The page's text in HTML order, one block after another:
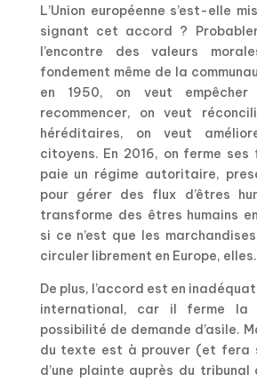
L’Union européenne s’est-elle
signant cet accord ?
l’encontre des valeurs
fondement même de la
en 1950, on veut
recommencer, on veut
héréditaires, on veut
citoyens. En 2016, on ferme
paie un régime autoritaire,
pour gérer des flux d’êtres
transforme des êtres humains
si ce n’est que les
circuler librement en Europe, elles.
De plus, l’accord est en
international, car il ferme
possibilité de demande d’asile.
du texte est à prouver (et fera
d’une plainte auprès du tribunal